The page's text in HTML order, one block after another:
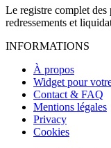
Le registre complet
redressements et
INFORMATIONS
À propos
Widget pour
Contact & FAQ
Mentions légales
Privacy
Cookies